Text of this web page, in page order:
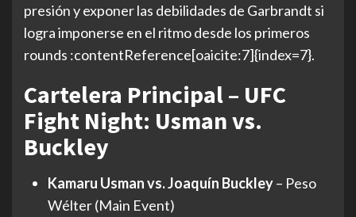
presión y exponer las debilidades de Garbrandt si
logra imponerse en el ritmo desde los primeros
rounds :contentReference[oaicite:7]{index=7}.
Cartelera Principal – UFC
Fight Night: Usman vs.
Buckley
Kamaru Usman vs. Joaquín Buckley– Peso
Wélter (Main Event)